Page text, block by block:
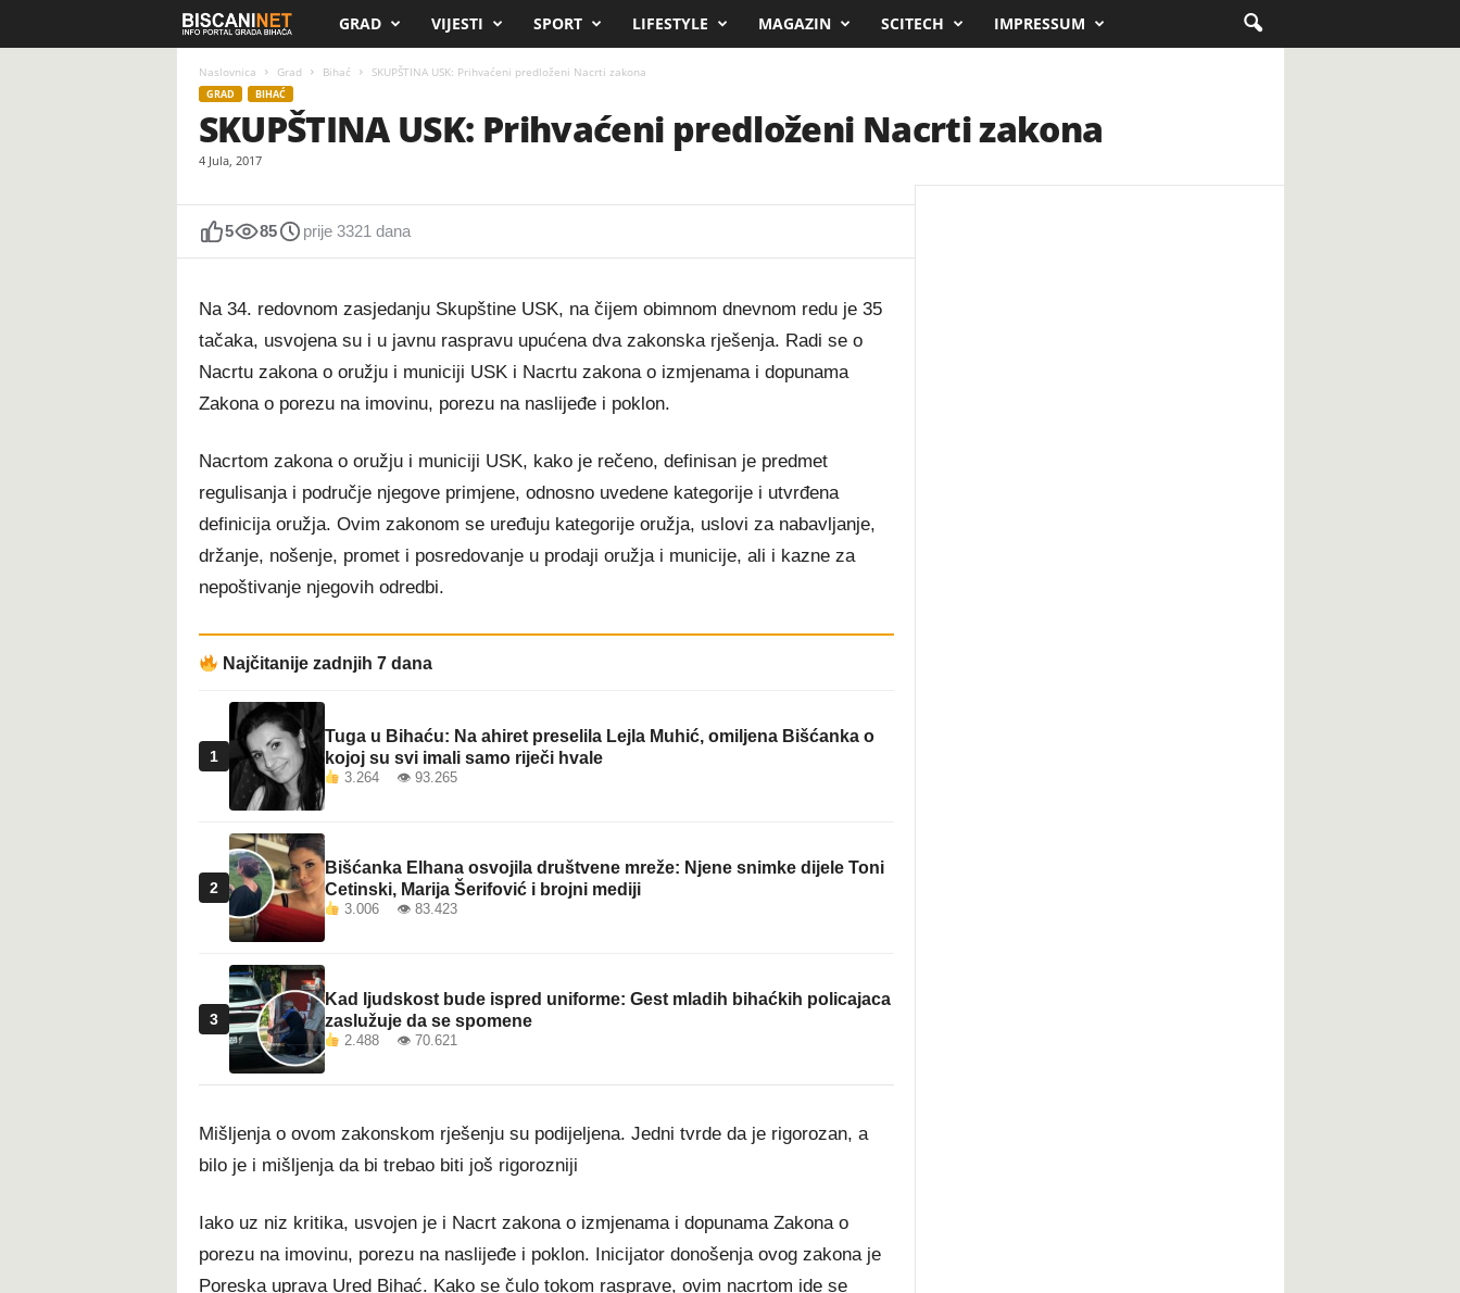
i
s
n
i
n
t
GRAD VIJESTI SPORT LIFESTYLE MAGAZIN SCITECH IMPRESSUM
Naslovnica Grad Bihać SKUPŠTINA USK: Prihvaćeni predloženi Nacrti zakona
GRAD BIHAĆ
SKUPŠTINA USK: Prihvaćeni predloženi Nacrti zakona
4 Jula, 2017
5 85 prije 3321 dana
Na 34. redovnom zasjedanju Skupštine USK, na čijem obimnom dnevnom redu je 35
tačaka, usvojena su i u javnu raspravu upućena dva zakonska rješenja. Radi se o
Nacrtu zakona o oružju i municiji USK i Nacrtu zakona o izmjenama i dopunama
Zakona o porezu na imovinu, porezu na naslijeđe i poklon.
Nacrtom zakona o oružju i municiji USK, kako je rečeno, definisan je predmet
regulisanja i područje njegove primjene, odnosno uvedene kategorije i utvrđena
definicija oružja. Ovim zakonom se uređuju kategorije oružja, uslovi za nabavljanje,
držanje, nošenje, promet i posredovanje u prodaji oružja i municije, ali i kazne za
nepoštivanje njegovih odredbi.
Najčitanije zadnjih 7 dana
1
Tuga u Bihaću: Na ahiret preselila Lejla Muhić, omiljena Bišćanka o
kojoj su svi imali samo riječi hvale
3.264 👁 93.265
2
Bišćanka Elhana osvojila društvene mreže: Njene snimke dijele Toni
Cetinski, Marija Šerifović i brojni mediji
3.006 👁 83.423
3
Kad ljudskost bude ispred uniforme: Gest mladih bihaćkih policajaca
zaslužuje da se spomene
2.488 👁 70.621
Mišljenja o ovom zakonskom rješenju su podijeljena. Jedni tvrde da je rigorozan, a
bilo je i mišljenja da bi trebao biti još rigorozniji
Iako uz niz kritika, usvojen je i Nacrt zakona o izmjenama i dopunama Zakona o
porezu na imovinu, porezu na naslijeđe i poklon. Inicijator donošenja ovog zakona je
Poreska uprava Ured Bihać. Kako se čulo tokom rasprave, ovim nacrtom ide se